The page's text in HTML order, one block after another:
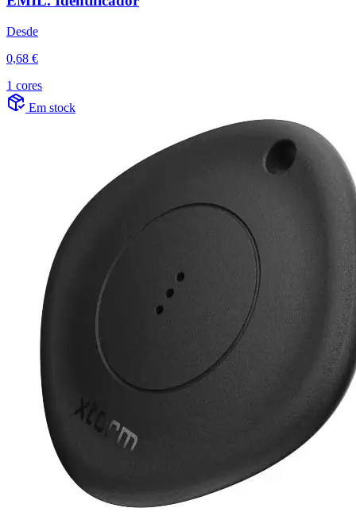
Desde
0,68 €
1 cores
Em stock